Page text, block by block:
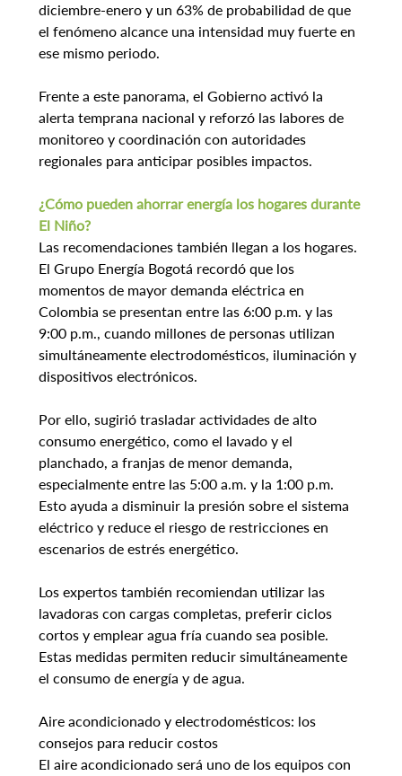
diciembre-enero y un 63% de probabilidad de que
el fenómeno alcance una intensidad muy fuerte en
ese mismo periodo.
Frente a este panorama, el Gobierno activó la
alerta temprana nacional y reforzó las labores de
monitoreo y coordinación con autoridades
regionales para anticipar posibles impactos.
¿Cómo pueden ahorrar energía los hogares durante
El Niño?
Las recomendaciones también llegan a los hogares.
El Grupo Energía Bogotá recordó que los
momentos de mayor demanda eléctrica en
Colombia se presentan entre las 6:00 p.m. y las
9:00 p.m., cuando millones de personas utilizan
simultáneamente electrodomésticos, iluminación y
dispositivos electrónicos.
Por ello, sugirió trasladar actividades de alto
consumo energético, como el lavado y el
planchado, a franjas de menor demanda,
especialmente entre las 5:00 a.m. y la 1:00 p.m.
Esto ayuda a disminuir la presión sobre el sistema
eléctrico y reduce el riesgo de restricciones en
escenarios de estrés energético.
Los expertos también recomiendan utilizar las
lavadoras con cargas completas, preferir ciclos
cortos y emplear agua fría cuando sea posible.
Estas medidas permiten reducir simultáneamente
el consumo de energía y de agua.
Aire acondicionado y electrodomésticos: los
consejos para reducir costos
El aire acondicionado será uno de los equipos con